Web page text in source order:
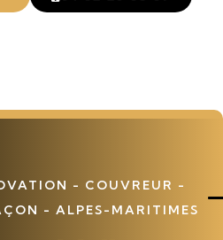
- COUVREUR -
- ALPES-MARITIMES